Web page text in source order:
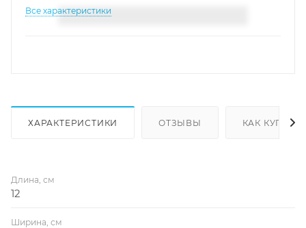
Все характеристики
ХАРАКТЕРИСТИКИ ОТЗЫВЫ КАК КУПИТЬ
Длина, см
12
Ширина, см